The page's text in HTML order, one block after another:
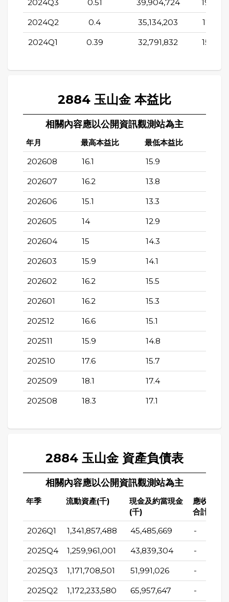
2024Q3 0.51 39,904,724
2024Q2 0.4 35,134,203
2024Q1 0.39 32,791,832
2884 玉山金 本益比
相關內容應以公開資訊觀測站為主
年月 最高本益比 最低本益比
202608 16.1 15.9
202607 16.2 13.8
202606 15.1 13.3
202605 14 12.9
202604 15 14.3
202603 15.9 14.1
202602 16.2 15.5
202601 16.2 15.3
202512 16.6 15.1
202511 15.9 14.8
202510 17.6 15.7
202509 18.1 17.4
202508 18.3 17.1
2884 玉山金 資產負債表
相關內容應以公開資訊觀測站為主
年季 流動資產(千)
現金及約當現金
(千)
應收帳款
合計(千)
2026Q1 1,341,857,488 45,485,669 -
2025Q4 1,259,961,001 43,839,304 -
2025Q3 1,171,708,501 51,991,026 -
2025Q2 1,172,233,580 65,957,647 -